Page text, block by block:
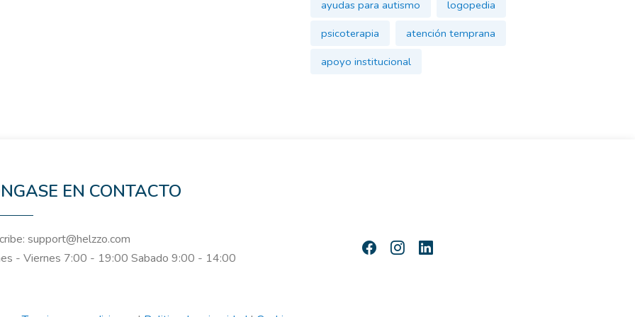
ayudas para autismo
logopedia
psicoterapia
atención temprana
apoyo institucional
EN CONTACTO
support@helzzo.com
- Viernes 7:00 - 19:00 Sabado 9:00 - 14:00